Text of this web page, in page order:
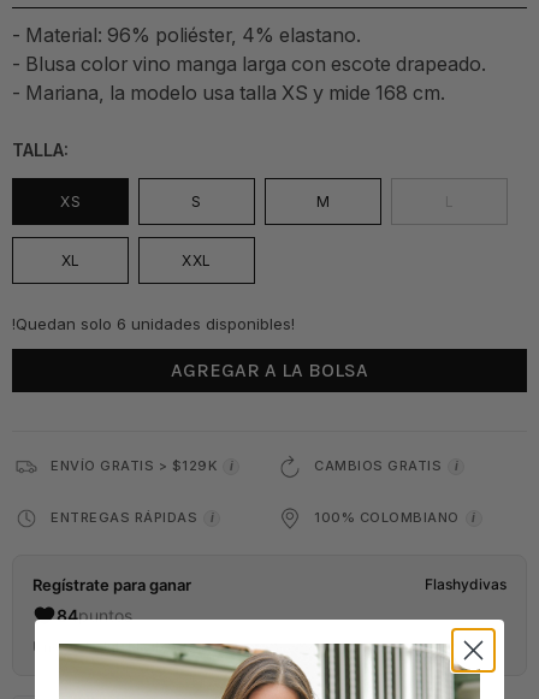
- Material: 96% poliéster, 4% elastano.
- Blusa color vino manga larga con escote drapeado.
- Mariana, la modelo usa talla XS y mide 168 cm.
TALLA:
XS S M
XL XXL
!Quedan solo 6 unidades disponibles!
AGREGAR A LA BOLSA
ENVÍO GRATIS > $129K i CAMBIOS GRATIS i
ENTREGAS RÁPIDAS i 100% COLOMBIANO i
Regístrate para ganar Flashydivas
84puntos
Únete al Club FlashyDivas y empieza a ganar puntos.